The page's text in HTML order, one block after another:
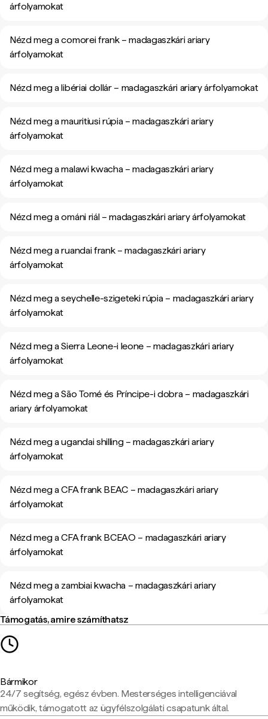
árfolyamokat
Nézd meg a comorei frank – madagaszkári ariary
árfolyamokat
Nézd meg a libériai dollár – madagaszkári ariary árfolyamokat
Nézd meg a mauritiusi rúpia – madagaszkári ariary
árfolyamokat
Nézd meg a malawi kwacha – madagaszkári ariary
árfolyamokat
Nézd meg a ománi riál – madagaszkári ariary árfolyamokat
Nézd meg a ruandai frank – madagaszkári ariary
árfolyamokat
Nézd meg a seychelle-szigeteki rúpia – madagaszkári ariary
árfolyamokat
Nézd meg a Sierra Leone-i leone – madagaszkári ariary
árfolyamokat
Nézd meg a São Tomé és Príncipe-i dobra – madagaszkári
ariary árfolyamokat
Nézd meg a ugandai shilling – madagaszkári ariary
árfolyamokat
Nézd meg a CFA frank BEAC – madagaszkári ariary
árfolyamokat
Nézd meg a CFA frank BCEAO – madagaszkári ariary
árfolyamokat
Nézd meg a zambiai kwacha – madagaszkári ariary
árfolyamokat
Támogatás, amire számíthatsz
Bármikor
24/7 segítség, egész évben. Mesterséges intelligenciával
működik, támogatott az ügyfélszolgálati csapatunk által.